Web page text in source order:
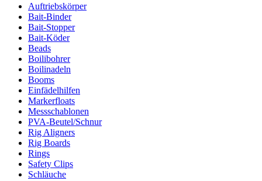
Auftriebskörper
Bait-Binder
Bait-Stopper
Bait-Köder
Beads
Boilibohrer
Boilinadeln
Booms
Einfädelhilfen
Markerfloats
Messschablonen
PVA-Beutel/Schnur
Rig Aligners
Rig Boards
Rings
Safety Clips
Schläuche